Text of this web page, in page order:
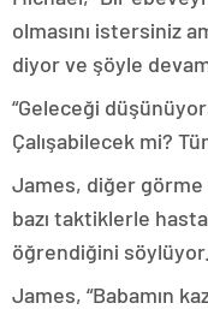
olmasını istersiniz
diyor ve şöyle
“Geleceği
Çalışabilecek mi?
James, diğer görme
bazı taktiklerle
öğrendiğini söylüyor.
James, “Babamın